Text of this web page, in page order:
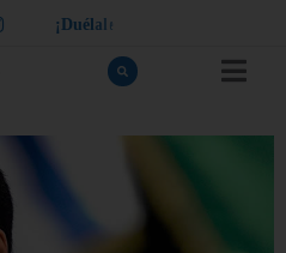
¡ Dué a e